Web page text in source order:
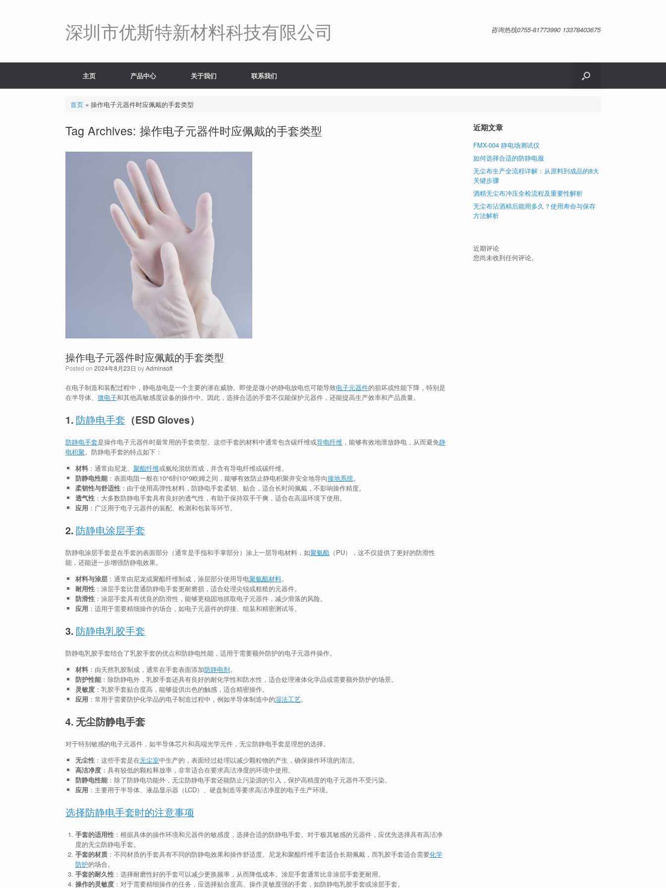
深圳市优斯特新材料科技有限公司 咨询热线0755-81773990 13378403675
主页 产品中心 关于我们 联系我们
首页» 操作电子元器件时应佩戴的手套类型
Tag Archives: 操作电子元器件时应佩戴的手套类型
操作电子元器件时应佩戴的手套类型
Posted on 2024年8月23日 byAdminsoft
在电子制造和装配过程中，静电放电是一个主要的潜在威胁。即使是微小的静电放电也可能导致电子元器件的损坏或性能下降，特别是
在半导体、 微电子和其他高敏感度设备的操作中。因此，选择合适的手套不仅能保护元器件，还能提高生产效率和产品质量。
1. 防静电手套 （ESD Gloves）
防静电手套是操作电子元器件时最常用的手套类型。这些手套的材料中通常包含碳纤维或导电纤维 ，能够有效地泄放静电，从而避免静
电积聚。防静电手套的特点如下：
材料：通常由尼龙、 聚酯纤维或氨纶混纺而成，并含有导电纤维或碳纤维。
防静电性能：表面电阻一般在10^6到10^9欧姆之间，能够有效防止静电积聚并安全地导向接地系统。
柔韧性与舒适性：由于使用高弹性材料，防静电手套柔韧、贴合，适合长时间佩戴，不影响操作精度。
透气性：大多数防静电手套具有良好的透气性，有助于保持双手干爽，适合在高温环境下使用。
应用 ：广泛用于电子元器件的装配、检测和包装等环节。
2. 防静电涂层手套
防静电涂层手套是在手套的表面部分（通常是手指和手掌部分）涂上一层导电材料，如聚氨酯 （PU），这不仅提供了更好的防滑性
能，还能进一步增强防静电效果。
材料与涂层：通常由尼龙或聚酯纤维制成，涂层部分使用导电聚氨酯材料。
耐用性：涂层手套比普通防静电手套更耐磨损，适合处理尖锐或粗糙的元器件。
防滑性：涂层手套具有优良的防滑性，能够更稳固地抓取电子元器件，减少滑落的风险。
应用 ：适用于需要精细操作的场合，如电子元器件的焊接、组装和精密测试等。
3. 防静电乳胶手套
防静电乳胶手套结合了乳胶手套的优点和防静电性能，适用于需要额外防护的电子元器件操作。
材料：由天然乳胶制成，通常在手套表面添加防静电剂。
防护性能：除防静电外，乳胶手套还具有良好的耐化学性和防水性，适合处理液体化学品或需要额外防护的场景。
灵敏度：乳胶手套贴合度高，能够提供出色的触感，适合精密操作。
应用 ：常用于需要防护化学品的电子制造过程中，例如半导体制造中的湿法工艺。
4. 无尘防静电手套
对于特别敏感的电子元器件，如半导体芯片和高端光学元件，无尘防静电手套是理想的选择。
无尘性：这些手套是在无尘室中生产的，表面经过处理以减少颗粒物的产生，确保操作环境的清洁。
高洁净度：具有较低的颗粒释放率，非常适合在要求高洁净度的环境中使用。
防静电性能：除了防静电功能外，无尘防静电手套还能防止污染源的引入，保护高精度的电子元器件不受污染。
应用 ：主要用于半导体、液晶显示器（LCD）、硬盘制造等要求高洁净度的电子生产环境。
选择防静电手套时的注意事项
手套的适用性：根据具体的操作环境和元器件的敏感度，选择合适的防静电手套。对于极其敏感的元器件，应优先选择具有高洁净
度的无尘防静电手套。
手套的材质：不同材质的手套具有不同的防静电效果和操作舒适度。尼龙和聚酯纤维手套适合长期佩戴，而乳胶手套适合需要化学
防护的场合。
手套的耐久性：选择耐磨性好的手套可以减少更换频率，从而降低成本。涂层手套通常比非涂层手套更耐用。
操作的灵敏度：对于需要精细操作的任务，应选择贴合度高、操作灵敏度强的手套，如防静电乳胶手套或涂层手套。
近期文章
FMX-004 静电场测试仪
如何选择合适的防静电服
无尘布生产全流程详解：从原料到成品的8大
关键步骤
酒精无尘布冲压全检流程及重要性解析
无尘布沾酒精后能用多久？使用寿命与保存
方法解析
近期评论
您尚未收到任何评论。